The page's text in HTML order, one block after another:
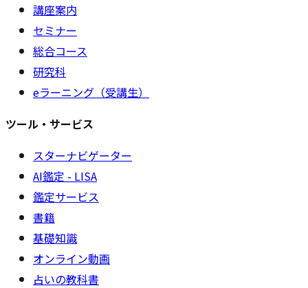
講座案内
セミナー
総合コース
研究科
eラーニング（受講生）
ツール・サービス
スターナビゲーター
AI鑑定 - LISA
鑑定サービス
書籍
基礎知識
オンライン動画
占いの教科書